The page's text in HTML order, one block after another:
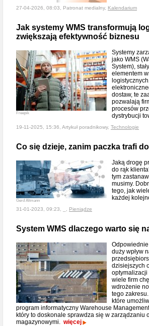
27-04-2026, 08:03, Patronat medialny, Kalendarium
Jak systemy WMS transformują
zwiększają efektywność biznesu
Freepik
Systemy
jako WMS
System),
elementem
dostaw, te
pozwalają
procesów
dystrybucji
19-11-2025, 15:36, Artykuł poradnikowy, Technologie
Co się dzieje, zanim paczka trafi
Gerd Altmann
Jaką drogę
do rąk
tym
musimy.
tego, jak
każdej
31-01-2023, 09:23, _, Pieniądze
System WMS dlaczego warto się
duży wpływ
dzisiejszych
optymalizacji
wiele firm
wdrożenie
tego
które
program informatyczny Warehouse
który to doskonale sprawdza się w zarządzaniu
magazynowymi. więcej